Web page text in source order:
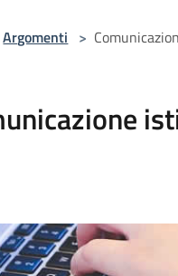
Argomenti >